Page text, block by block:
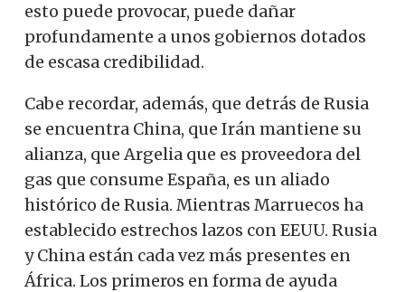
esto puede provocar, puede dañar
profundamente a unos gobiernos dotados
de escasa credibilidad.
Cabe recordar, además, que detrás de Rusia
se encuentra China, que Irán mantiene su
alianza, que Argelia que es proveedora del
gas que consume España, es un aliado
histórico de Rusia. Mientras Marruecos ha
establecido estrechos lazos con EEUU. Rusia
y China están cada vez más presentes en
África. Los primeros en forma de ayuda